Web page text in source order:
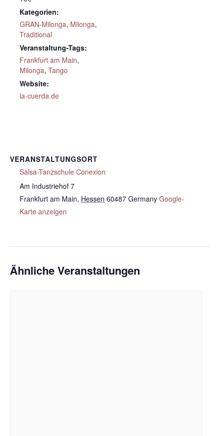
Kategorien:
GRAN-Milonga, Milonga,
Traditional
Veranstaltung-Tags:
Frankfurt am Main,
Milonga, Tango
Website:
la-cuerda.de
VERANSTALTUNGSORT
Salsa-Tanzschule Conexion
Am Industriehof 7
Frankfurt am Main, Hessen 60487 Germany Google-
Karte anzeigen
Ähnliche Veranstaltungen